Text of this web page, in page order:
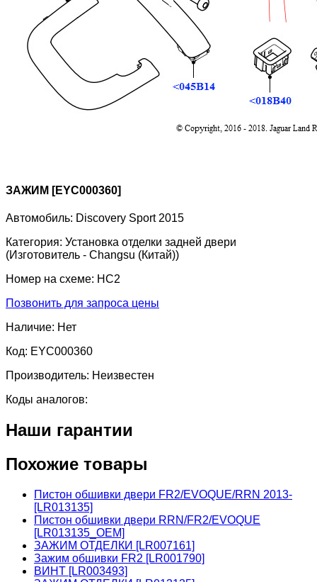
ЗАЖИМ [EYC000360]
Автомобиль: Discovery Sport 2015
Категория: Установка отделки задней двери
(Изготовитель - Changsu (Китай))
Номер на схеме: HC2
Позвонить для запроса цены
Наличие: Нет
Код: EYC000360
Производитель: Неизвестен
Коды аналогов:
Наши гарантии
Похожие товары
Пистон обшивки двери FR2/EVOQUE/RRN 2013-
[LR013135]
Пистон обшивки двери RRN/FR2/EVOQUE
[LR013135_OEM]
ЗАЖИМ ОТДЕЛКИ [LR007161]
Зажим обшивки FR2 [LR001790]
ВИНТ [LR003493]